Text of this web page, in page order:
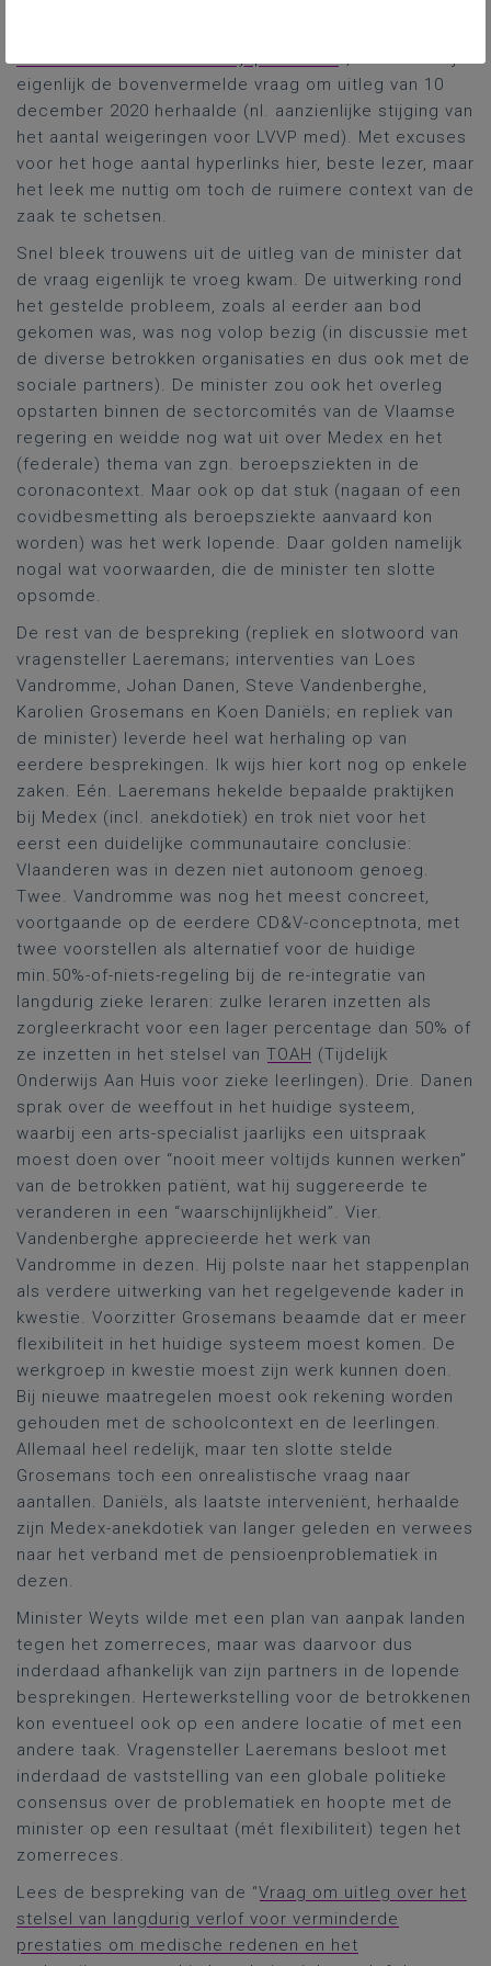
eigenlijk de bovenvermelde vraag om uitleg van 10
december 2020 herhaalde (nl. aanzienlijke stijging van
het aantal weigeringen voor LVVP med). Met excuses
voor het hoge aantal hyperlinks hier, beste lezer, maar
het leek me nuttig om toch de ruimere context van de
zaak te schetsen.
Snel bleek trouwens uit de uitleg van de minister dat
de vraag eigenlijk te vroeg kwam. De uitwerking rond
het gestelde probleem, zoals al eerder aan bod
gekomen was, was nog volop bezig (in discussie met
de diverse betrokken organisaties en dus ook met de
sociale partners). De minister zou ook het overleg
opstarten binnen de sectorcomités van de Vlaamse
regering en weidde nog wat uit over Medex en het
(federale) thema van zgn. beroepsziekten in de
coronacontext. Maar ook op dat stuk (nagaan of een
covidbesmetting als beroepsziekte aanvaard kon
worden) was het werk lopende. Daar golden namelijk
nogal wat voorwaarden, die de minister ten slotte
opsomde.
De rest van de bespreking (repliek en slotwoord van
vragensteller Laeremans; interventies van Loes
Vandromme, Johan Danen, Steve Vandenberghe,
Karolien Grosemans en Koen Daniëls; en repliek van
de minister) leverde heel wat herhaling op van
eerdere besprekingen. Ik wijs hier kort nog op enkele
zaken. Eén. Laeremans hekelde bepaalde praktijken
bij Medex (incl. anekdotiek) en trok niet voor het
eerst een duidelijke communautaire conclusie:
Vlaanderen was in dezen niet autonoom genoeg.
Twee. Vandromme was nog het meest concreet,
voortgaande op de eerdere CD&V-conceptnota, met
twee voorstellen als alternatief voor de huidige
min.50%-of-niets-regeling bij de re-integratie van
langdurig zieke leraren: zulke leraren inzetten als
zorgleerkracht voor een lager percentage dan 50% of
ze inzetten in het stelsel van TOAH (Tijdelijk
Onderwijs Aan Huis voor zieke leerlingen). Drie. Danen
sprak over de weeffout in het huidige systeem,
waarbij een arts-specialist jaarlijks een uitspraak
moest doen over “nooit meer voltijds kunnen werken”
van de betrokken patiënt, wat hij suggereerde te
veranderen in een “waarschijnlijkheid”. Vier.
Vandenberghe apprecieerde het werk van
Vandromme in dezen. Hij polste naar het stappenplan
als verdere uitwerking van het regelgevende kader in
kwestie. Voorzitter Grosemans beaamde dat er meer
flexibiliteit in het huidige systeem moest komen. De
werkgroep in kwestie moest zijn werk kunnen doen.
Bij nieuwe maatregelen moest ook rekening worden
gehouden met de schoolcontext en de leerlingen.
Allemaal heel redelijk, maar ten slotte stelde
Grosemans toch een onrealistische vraag naar
aantallen. Daniëls, als laatste interveniënt, herhaalde
zijn Medex-anekdotiek van langer geleden en verwees
naar het verband met de pensioenproblematiek in
dezen.
Minister Weyts wilde met een plan van aanpak landen
tegen het zomerreces, maar was daarvoor dus
inderdaad afhankelijk van zijn partners in de lopende
besprekingen. Hertewerkstelling voor de betrokkenen
kon eventueel ook op een andere locatie of met een
andere taak. Vragensteller Laeremans besloot met
inderdaad de vaststelling van een globale politieke
consensus over de problematiek en hoopte met de
minister op een resultaat (mét flexibiliteit) tegen het
zomerreces.
Lees de bespreking van de “Vraag om uitleg over het
stelsel van langdurig verlof voor verminderde
prestaties om medische redenen en het